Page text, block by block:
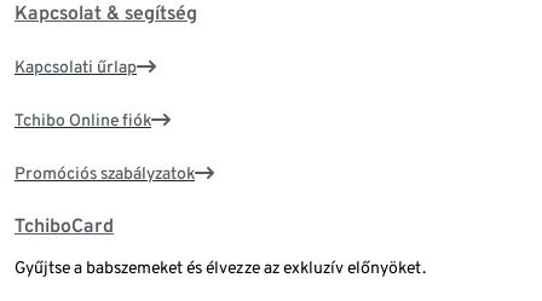
Kapcsolat & segítség
Kapcsolati űrlap
Tchibo Online fiók
Promóciós szabályzatok
TchiboCard
Gyűjtse a babszemeket és élvezze az exkluzív előnyöket.